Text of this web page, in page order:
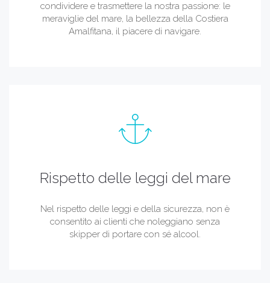
condividere e trasmettere la nostra passione: le
meraviglie del mare, la bellezza della Costiera
Amalfitana, il piacere di navigare.
Rispetto delle leggi del mare
Nel rispetto delle leggi e della sicurezza, non è
consentito ai clienti che noleggiano senza
skipper di portare con sé alcool.